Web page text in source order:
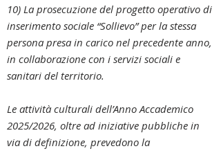
10) La prosecuzione del progetto operativo di
inserimento sociale “Sollievo” per la stessa
persona presa in carico nel precedente anno,
in collaborazione con i servizi sociali e
sanitari del territorio.
Le attività culturali dell’Anno Accademico
2025/2026, oltre ad iniziative pubbliche in
via di definizione, prevedono la